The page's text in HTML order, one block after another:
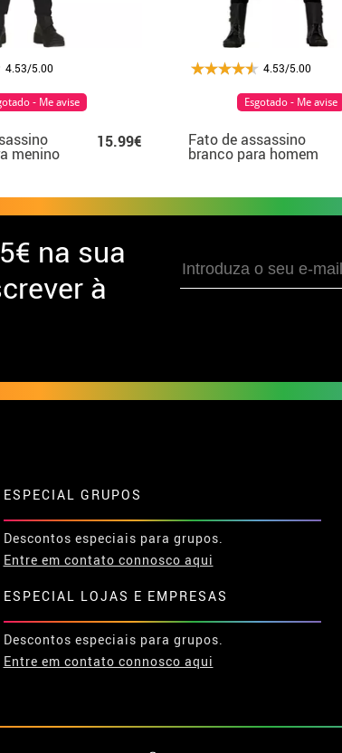
4.53/5.00
menino
15.99€
- Me avise
4.53/5.00
Fato de assassino
branco para homem
Esgotado - Me avise
5€ na sua
à
ESPECIAL GRUPOS
Descontos especiais para grupos.
Entre em contato connosco aqui
ESPECIAL LOJAS E EMPRESAS
Descontos especiais para grupos.
Entre em contato connosco aqui